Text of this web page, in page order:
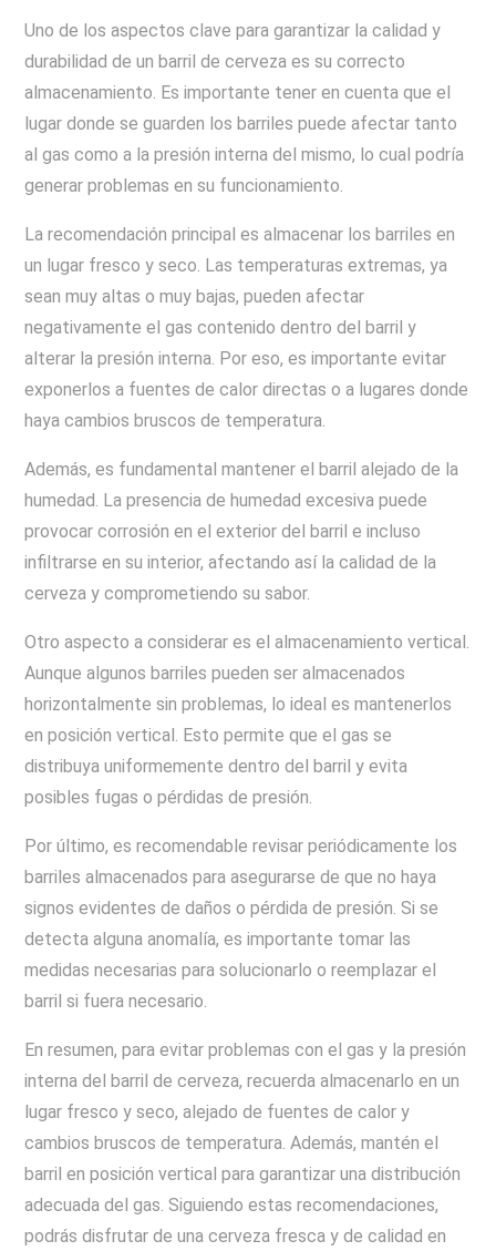
Uno de los aspectos clave para garantizar la calidad y
durabilidad de un barril de cerveza es su correcto
almacenamiento. Es importante tener en cuenta que el
lugar donde se guarden los barriles puede afectar tanto
al gas como a la presión interna del mismo, lo cual podría
generar problemas en su funcionamiento.
La recomendación principal es almacenar los barriles en
un lugar fresco y seco. Las temperaturas extremas, ya
sean muy altas o muy bajas, pueden afectar
negativamente el gas contenido dentro del barril y
alterar la presión interna. Por eso, es importante evitar
exponerlos a fuentes de calor directas o a lugares donde
haya cambios bruscos de temperatura.
Además, es fundamental mantener el barril alejado de la
humedad. La presencia de humedad excesiva puede
provocar corrosión en el exterior del barril e incluso
infiltrarse en su interior, afectando así la calidad de la
cerveza y comprometiendo su sabor.
Otro aspecto a considerar es el almacenamiento vertical.
Aunque algunos barriles pueden ser almacenados
horizontalmente sin problemas, lo ideal es mantenerlos
en posición vertical. Esto permite que el gas se
distribuya uniformemente dentro del barril y evita
posibles fugas o pérdidas de presión.
Por último, es recomendable revisar periódicamente los
barriles almacenados para asegurarse de que no haya
signos evidentes de daños o pérdida de presión. Si se
detecta alguna anomalía, es importante tomar las
medidas necesarias para solucionarlo o reemplazar el
barril si fuera necesario.
En resumen, para evitar problemas con el gas y la presión
interna del barril de cerveza, recuerda almacenarlo en un
lugar fresco y seco, alejado de fuentes de calor y
cambios bruscos de temperatura. Además, mantén el
barril en posición vertical para garantizar una distribución
adecuada del gas. Siguiendo estas recomendaciones,
podrás disfrutar de una cerveza fresca y de calidad en